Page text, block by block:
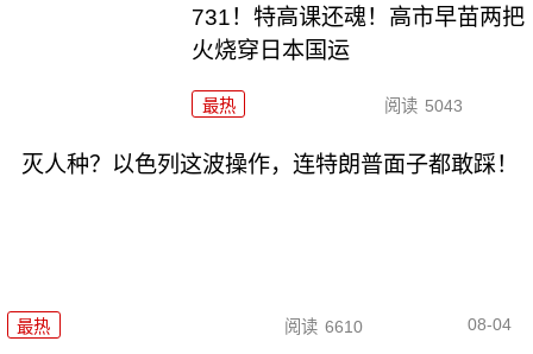
731！特高课还魂！高市早苗两把
火烧穿日本国运
最热 阅读 5043
灭人种？以色列这波操作，连特朗普面子都敢踩！
最热 阅读 6610 08-04